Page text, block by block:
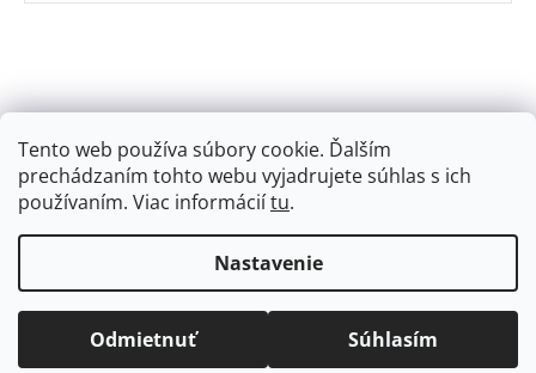
Tento web používa súbory cookie. Ďalším
prechádzaním tohto webu vyjadrujete súhlas s ich
používaním. Viac informáciítu.
Nastavenie
Odmietnuť Súhlasím
Vytvoril Shoptet&Jakub Grác
Copyright 2026BAJKSHOP . Všetky práva vyhradené.